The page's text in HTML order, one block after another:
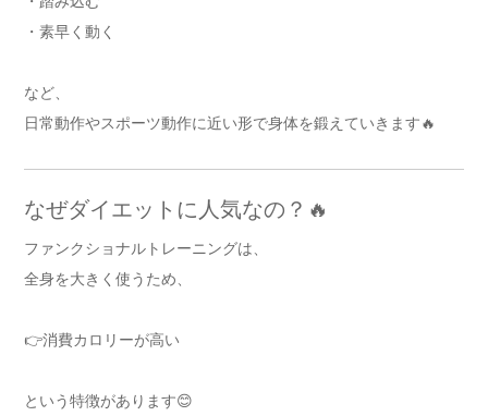
・素早く動く
など、
日常動作やスポーツ動作に近い形で身体を鍛えていきます🔥
なぜダイエットに人気なの？🔥
ファンクショナルトレーニングは、
全身を大きく使うため、
👉消費カロリーが高い
という特徴があります😊